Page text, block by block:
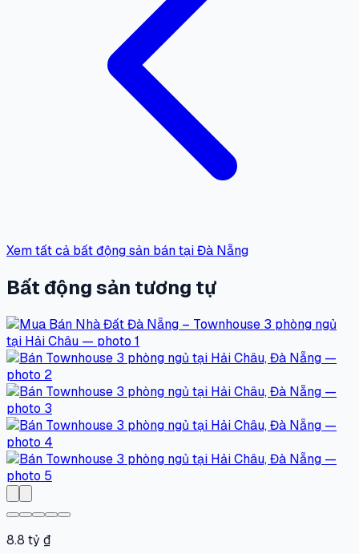
Xem tất cả bất động sản bán tại Đà Nẵng
Bất động sản tương tự
8.8 tỷ ₫